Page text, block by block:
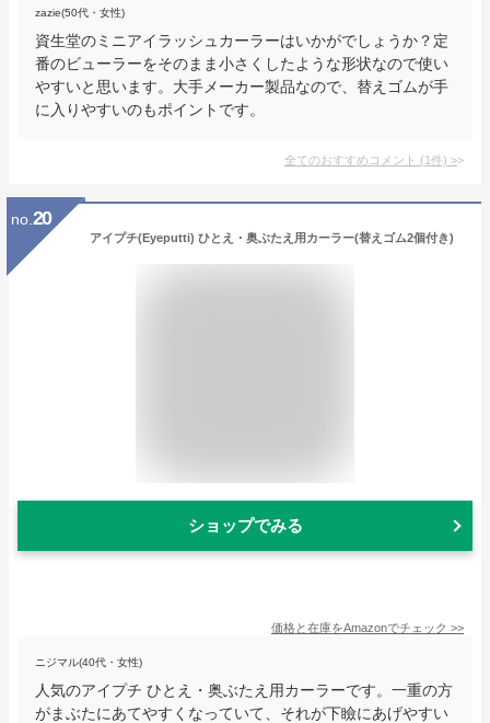
zazie(50代・女性)
資生堂のミニアイラッシュカーラーはいかがでしょうか？定
番のビューラーをそのまま小さくしたような形状なので使い
やすいと思います。大手メーカー製品なので、替えゴムが手
に入りやすいのもポイントです。
全てのおすすめコメント (1件) >
no. 20
アイプチ(Eyeputti) ひとえ・奥ぶたえ用カーラー(替えゴム2個付き)
ショップでみる
価格と在庫をAmazonでチェック >>
ニジマル(40代・女性)
人気のアイプチ ひとえ・奥ぶたえ用カーラーです。一重の方
がまぶたにあてやすくなっていて、それが下瞼にあげやすい